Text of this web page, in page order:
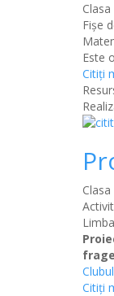
Fișe
Este
Citiţi
Citiţi